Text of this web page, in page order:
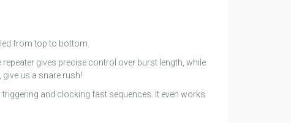
from top to bottom.
gives precise control over burst length, while
us a snare rush!
and clocking fast sequences. It even works